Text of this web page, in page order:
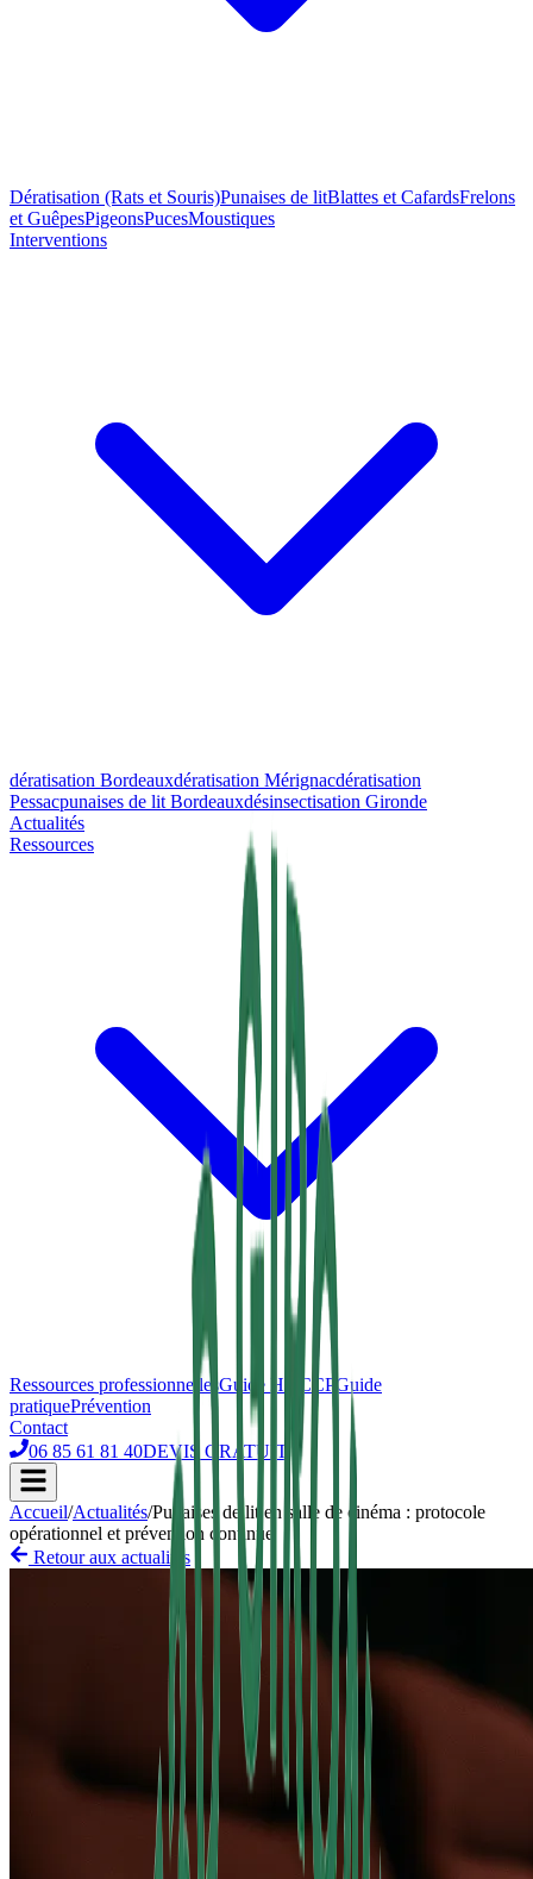
Dératisation (Rats et Souris)Punaises de litBlattes et CafardsFrelons
et GuêpesPigeonsPucesMoustiques
Interventions
dératisation Bordeauxdératisation Mérignacdératisation
Pessacpunaises de lit Bordeauxdésinsectisation Gironde
Actualités
Ressources
Ressources professionnellesGuide HACCP Guide
pratiquePrévention
Contact
06 85 61 81 40DEVIS GRATUIT
Accueil/Actualités/Punaises de lit en salle de cinéma : protocole
opérationnel et prévention continue
Retour aux actualités